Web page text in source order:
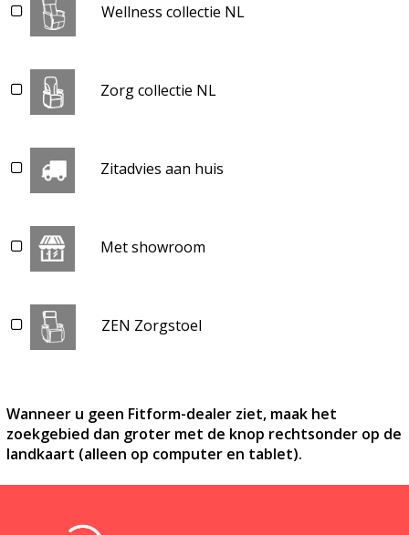
Wellness collectie NL
Zorg collectie NL
Zitadvies aan huis
Met showroom
ZEN Zorgstoel
Wanneer u geen Fitform-dealer ziet, maak het
zoekgebied dan groter met de knop rechtsonder op de
landkaart (alleen op computer en tablet).